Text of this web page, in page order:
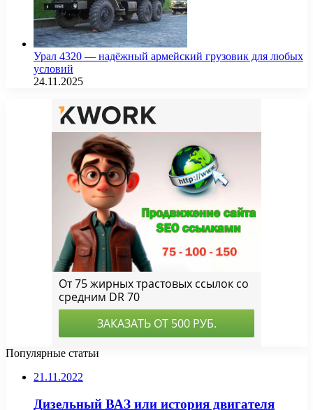
Урал 4320 — надёжный армейский грузовик для любых
условий
24.11.2025
Популярные статьи
21.11.2022
Дизельный ВАЗ или история двигателя